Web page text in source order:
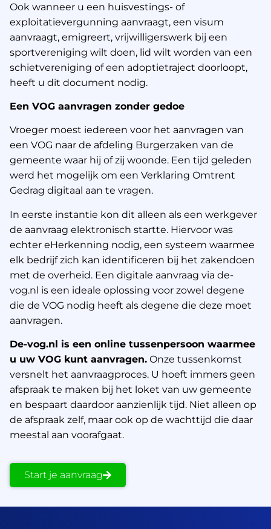
Ook wanneer u een huisvestings- of
exploitatievergunning aanvraagt, een visum
aanvraagt, emigreert, vrijwilligerswerk bij een
sportvereniging wilt doen, lid wilt worden van een
schietvereniging of een adoptietraject doorloopt,
heeft u dit document nodig.
Een VOG aanvragen zonder gedoe
Vroeger moest iedereen voor het aanvragen van
een VOG naar de afdeling Burgerzaken van de
gemeente waar hij of zij woonde. Een tijd geleden
werd het mogelijk om een Verklaring Omtrent
Gedrag digitaal aan te vragen.
In eerste instantie kon dit alleen als een werkgever
de aanvraag elektronisch startte. Hiervoor was
echter eHerkenning nodig, een systeem waarmee
elk bedrijf zich kan identificeren bij het zakendoen
met de overheid. Een digitale aanvraag via de-
vog.nl is een ideale oplossing voor zowel degene
die de VOG nodig heeft als degene die deze moet
aanvragen.
De-vog.nl is een online tussenpersoon waarmee
u uw VOG kunt aanvragen. Onze tussenkomst
versnelt het aanvraagproces. U hoeft immers geen
afspraak te maken bij het loket van uw gemeente
en bespaart daardoor aanzienlijk tijd. Niet alleen op
de afspraak zelf, maar ook op de wachttijd die daar
meestal aan voorafgaat.
Start je aanvraag